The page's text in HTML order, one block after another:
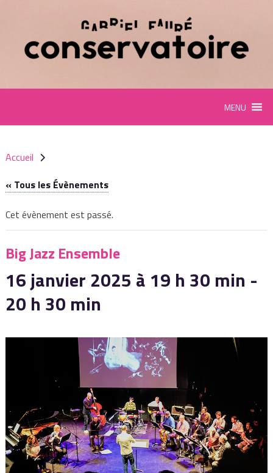
MENU
Accueil
« Tous les Évènements
Cet évènement est passé.
Big Jazz Ensemble
16 janvier 2025 à 19 h 30 min -
20 h 30 min